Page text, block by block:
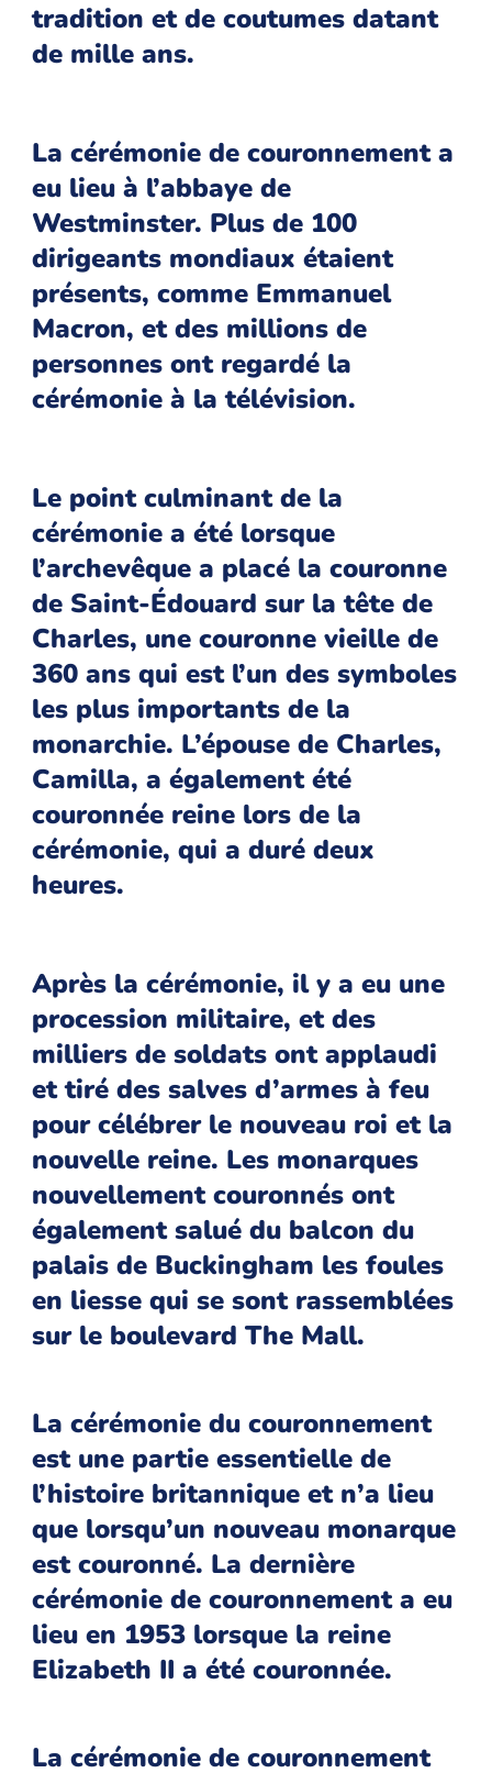
tradition et de coutumes datant
de mille ans.
La cérémonie de couronnement a
eu lieu à l’abbaye de
Westminster. Plus de 100
dirigeants mondiaux étaient
présents, comme Emmanuel
Macron, et des millions de
personnes ont regardé la
cérémonie à la télévision.
Le point culminant de la
cérémonie a été lorsque
l’archevêque a placé la couronne
de Saint-Édouard sur la tête de
Charles, une couronne vieille de
360 ans qui est l’un des symboles
les plus importants de la
monarchie. L’épouse de Charles,
Camilla, a également été
couronnée reine lors de la
cérémonie, qui a duré deux
heures.
Après la cérémonie, il y a eu une
procession militaire, et des
milliers de soldats ont applaudi
et tiré des salves d’armes à feu
pour célébrer le nouveau roi et la
nouvelle reine. Les monarques
nouvellement couronnés ont
également salué du balcon du
palais de Buckingham les foules
en liesse qui se sont rassemblées
sur le boulevard The Mall.
La cérémonie du couronnement
est une partie essentielle de
l’histoire britannique et n’a lieu
que lorsqu’un nouveau monarque
est couronné. La dernière
cérémonie de couronnement a eu
lieu en 1953 lorsque la reine
Elizabeth II a été couronnée.
La cérémonie de couronnement